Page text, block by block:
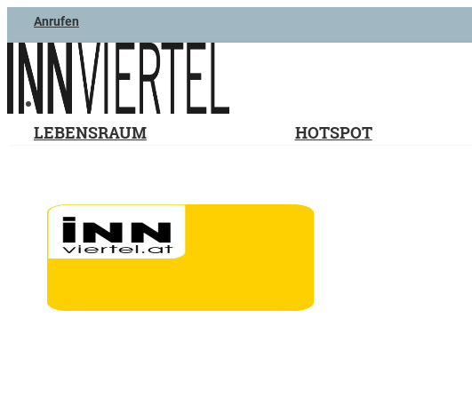
Anrufen
LEBENSRAUM HOTSPOT